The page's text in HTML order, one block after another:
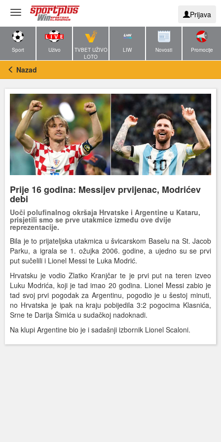
Toggle
navigation
Prijava
Sport Uživo
TVBET UŽIVO
LOTO
LIW Novosti Promocije
Nazad
Prije 16 godina: Messijev prvijenac, Modrićev
debi
Uoči polufinalnog okršaja Hrvatske i Argentine u Kataru,
prisjetili smo se prve utakmice između ove dvije
reprezentacije.
Bila je to prijateljska utakmica u švicarskom Baselu na St. Jacob
Parku, a igrala se 1. ožujka 2006. godine, a ujedno su se prvi
put sučelili i Lionel Messi te Luka Modrić.
Hrvatsku je vodio Zlatko Kranjčar te je prvi put na teren izveo
Luku Modrića, koji je tad imao 20 godina. Lionel Messi zabio je
tad svoj prvi pogodak za Argentinu, pogodio je u šestoj minuti,
no Hrvatska je ipak na kraju pobijedila 3:2 pogocima Klasnića,
Srne te Darija Šimića u sudačkoj nadoknadi.
Na klupi Argentine bio je i sadašnji izbornik Lionel Scaloni.